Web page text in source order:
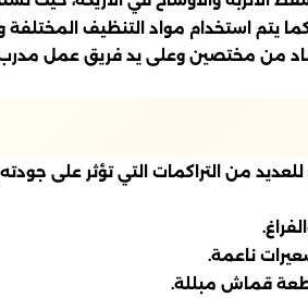
يتم استخدام مواد التنظيف
من مختصين وعلى يد فريق عمل
من التراكمات التي تؤثر على